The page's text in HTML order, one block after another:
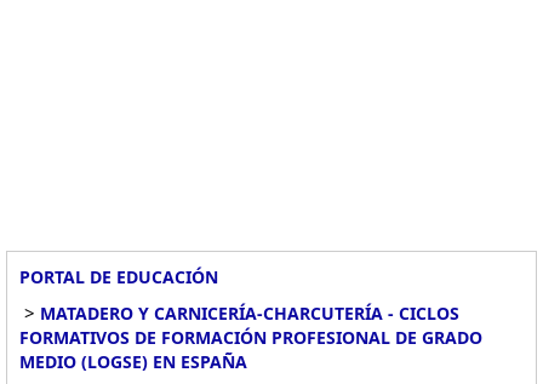
PORTAL DE EDUCACIÓN
> MATADERO Y CARNICERÍA-CHARCUTERÍA - CICLOS
FORMATIVOS DE FORMACIÓN PROFESIONAL DE GRADO
MEDIO (LOGSE) EN ESPAÑA